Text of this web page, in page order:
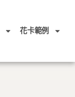
花卡範例